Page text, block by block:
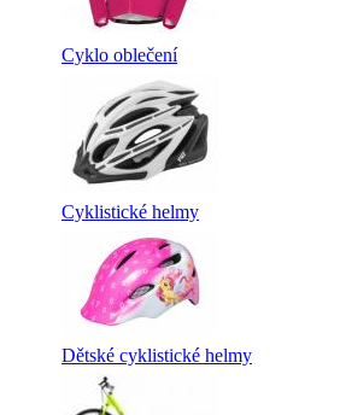
Cyklo oblečení
Cyklistické helmy
Dětské cyklistické helmy